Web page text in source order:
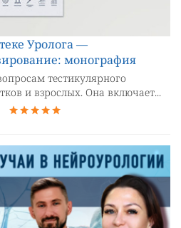
Уролога —
монография
тестикулярного
и взрослых. Она включает...